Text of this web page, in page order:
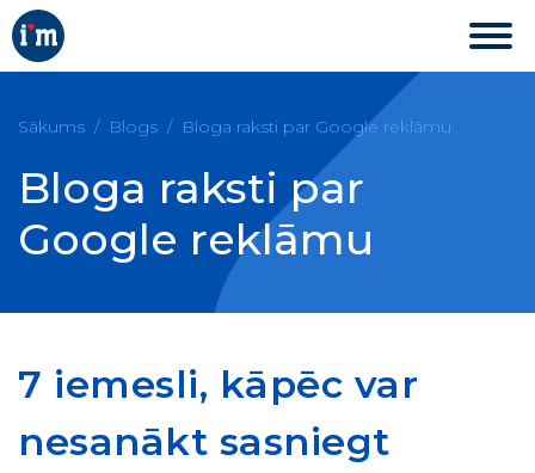
Sākums Blogs Bloga raksti par Google reklāmu
Bloga raksti par
Google reklāmu
7 iemesli, kāpēc var
nesanākt sasniegt